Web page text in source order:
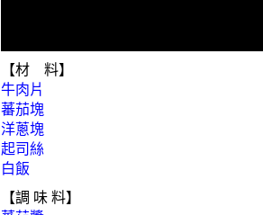
【材 料】
牛肉片
蕃茄塊
洋蔥塊
起司絲
白飯
【調 味 料】